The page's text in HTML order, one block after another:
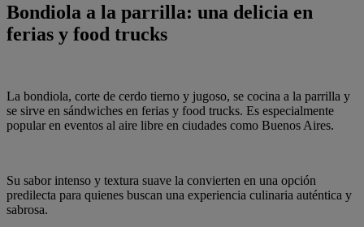
Bondiola a la parrilla: una delicia en
ferias y food trucks
La bondiola, corte de cerdo tierno y jugoso, se cocina a la parrilla y
se sirve en sándwiches en ferias y food trucks. Es especialmente
popular en eventos al aire libre en ciudades como Buenos Aires.
Su sabor intenso y textura suave la convierten en una opción
predilecta para quienes buscan una experiencia culinaria auténtica y
sabrosa.